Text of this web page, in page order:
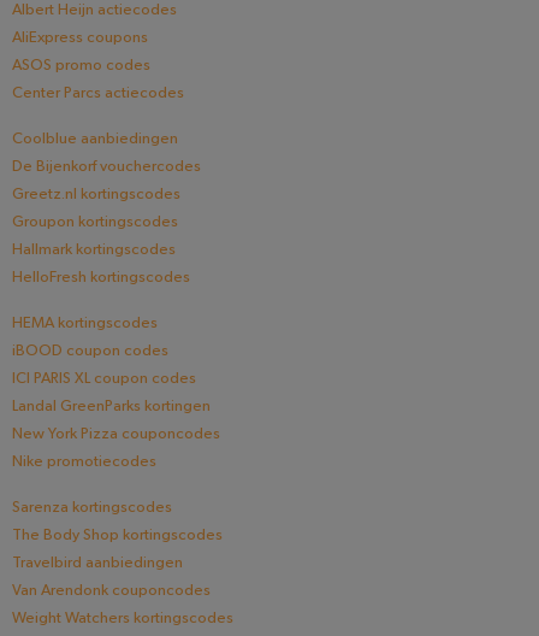
Albert Heijn actiecodes
AliExpress coupons
ASOS promo codes
Center Parcs actiecodes
Coolblue aanbiedingen
De Bijenkorf vouchercodes
Greetz.nl kortingscodes
Groupon kortingscodes
Hallmark kortingscodes
HelloFresh kortingscodes
HEMA kortingscodes
iBOOD coupon codes
ICI PARIS XL coupon codes
Landal GreenParks kortingen
New York Pizza couponcodes
Nike promotiecodes
Sarenza kortingscodes
The Body Shop kortingscodes
Travelbird aanbiedingen
Van Arendonk couponcodes
Weight Watchers kortingscodes